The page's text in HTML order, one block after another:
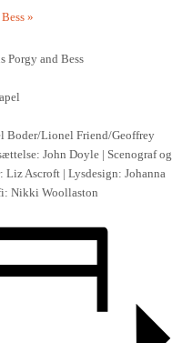
Bess»
Porgy and Bess
Boder/Lionel Friend/Geoffrey
John Doyle | Scenograf og
Liz Ascroft | Lysdesign: Johanna
Nikki Woollaston